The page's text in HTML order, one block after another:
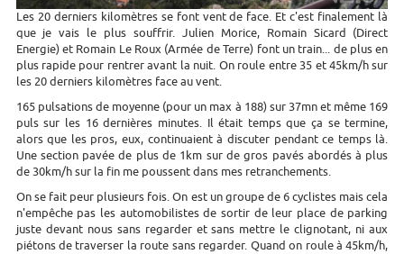
Les 20 derniers kilomètres se font vent de face. Et c'est finalement là
que je vais le plus souffrir. Julien Morice, Romain Sicard (Direct
Energie) et Romain Le Roux (Armée de Terre) font un train... de plus en
plus rapide pour rentrer avant la nuit. On roule entre 35 et 45km/h sur
les 20 derniers kilomètres face au vent.
165 pulsations de moyenne (pour un max à 188) sur 37mn et même 169
puls sur les 16 dernières minutes. Il était temps que ça se termine,
alors que les pros, eux, continuaient à discuter pendant ce temps là.
Une section pavée de plus de 1km sur de gros pavés abordés à plus
de 30km/h sur la fin me poussent dans mes retranchements.
On se fait peur plusieurs fois. On est un groupe de 6 cyclistes mais cela
n'empêche pas les automobilistes de sortir de leur place de parking
juste devant nous sans regarder et sans mettre le clignotant, ni aux
piétons de traverser la route sans regarder. Quand on roule à 45km/h,